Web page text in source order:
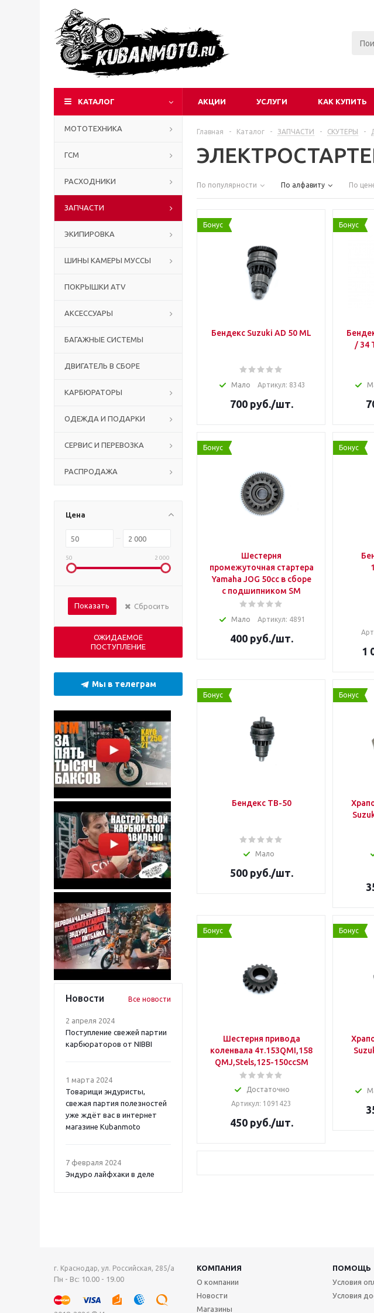
КАТАЛОГ АКЦИИ УСЛУГИ КАК КУПИТЬ
МОТОТЕХНИКА
ГСМ
РАСХОДНИКИ
ЗАПЧАСТИ
ЭКИПИРОВКА
ШИНЫ КАМЕРЫ МУССЫ
ПОКРЫШКИ ATV
АКСЕССУАРЫ
БАГАЖНЫЕ СИСТЕМЫ
ДВИГАТЕЛЬ В СБОРЕ
КАРБЮРАТОРЫ
ОДЕЖДА И ПОДАРКИ
СЕРВИС И ПЕРЕВОЗКА
РАСПРОДАЖА
Цена
50 2 000
Показать Сбросить
ОЖИДАЕМОЕ
ПОСТУПЛЕНИЕ
Мы в телеграм
Новости Все новости
2 апреля 2024
Поступление свежей партии
карбюраторов от NIBBI
1 марта 2024
Товарищи эндуристы,
свежая партия полезностей
уже ждёт вас в интернет
магазине Kubanmoto
7 февраля 2024
Эндуро лайфхаки в деле
Главная - Каталог - ЗАПЧАСТИ - СКУТЕРЫ -
По популярности По алфавиту По
Бонус
Бендекс Suzuki AD 50 ML
Мало Артикул: 8343
700руб./шт.
Бонус
Бонус
Шестерня
промежуточная стартера
Yamaha JOG 50cc в сборе
с подшипником SM
Мало Артикул: 4891
400руб./шт.
Бонус
1
Бонус
Бендекс ТВ-50
Мало
500руб./шт.
Бонус
Бонус
Шестерня привода
коленвала 4т.153QMI,158
QMJ,Stels,125-150ccSM
Достаточно
Артикул: 1091423
450руб./шт.
Бонус
г. Краснодар, ул. Российская, 285/а
Пн - Вс: 10.00 - 19.00
КОМПАНИЯ ПОМОЩЬ
О компании
Новости
Магазины
Условия
Условия